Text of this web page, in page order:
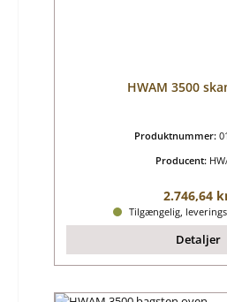
HWAM 3500
Produktnummer:
Producent:
Almindelig
2.746,64
Tilgængelig,
Detaljer